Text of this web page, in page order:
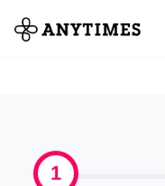
全て
1